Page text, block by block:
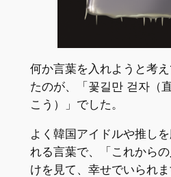
何か言葉を入れようと考
たのが、「꽃길만 걷자（
こう）」でした。
よく韓国アイドルや推し
れる言葉で、「これから
けを見て、幸せでいられ